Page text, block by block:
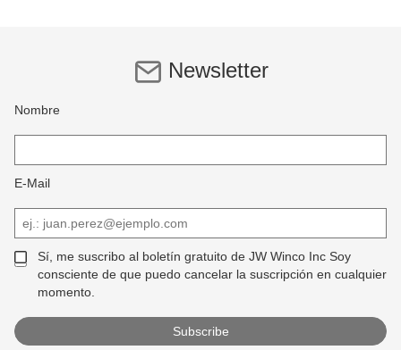
Newsletter
Nombre
E-Mail
Sí, me suscribo al boletín gratuito de JW Winco Inc Soy
consciente de que puedo cancelar la suscripción en cualquier
momento.